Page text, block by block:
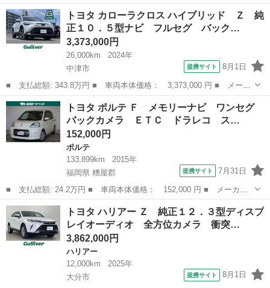
名： トヨタ ■ 車種名： アルファード ■ グレード名： ２．５
Ｓ Ｃパッケージ モデリスタ サンルーフ ＲＡＹＳ２０インチア
ルミ ＴＥ...
大分 日田市 アルファード
トヨタ カローラクロス ハイブリッド Ｚ 純
正１０．５型ナビ フルセグ バック…
3,373,000円
26,000km
2024年
中津市
提携サイト 8月1日
■ 支払総額: 343.8万円 ■ 車両本体価格： 3,373,000 円 ■ メーカ
ー名： トヨタ ■ 車種名： カローラクロス ■ グレード名： ハ
イブリッド Ｚ 純正１０．５型ナビ フルセグ バックカメラ Ｅ
ＴＣ２．...
大分 中津市 トヨタ
トヨタ ポルテ Ｆ メモリーナビ ワンセグ
バックカメラ ＥＴＣ ドラレコ ス…
152,000円
ポルテ
133,899km
2015年
福岡県 糟屋郡
提携サイト 7月31日
■ 支払総額: 24.2万円 ■ 車両本体価格： 152,000 円 ■ メーカー
名： トヨタ ■ 車種名： ポルテ ■ グレード名： Ｆ メモリー
ナビ ワンセグ バックカメラ ＥＴＣ ドラレコ スマートキー
■ 排気量：...
福岡 糟屋郡 ポルテ
トヨタ ハリアー Ｚ 純正１２．３型ディスプ
レイオーディオ 全方位カメラ 衝突…
3,862,000円
ハリアー
12,000km
2025年
大分市
提携サイト 8月1日